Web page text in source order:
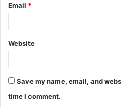
Email *
Website
Save my name, email, and
time I comment.